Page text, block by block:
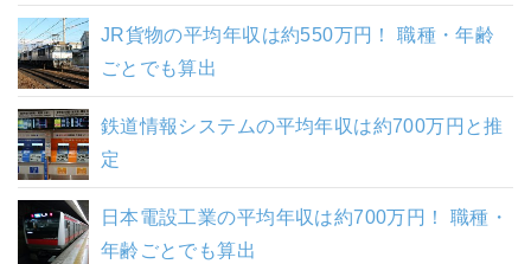
JR貨物の平均年収は約550万円！ 職種・年齢
ごとでも算出
鉄道情報システムの平均年収は約700万円と推
定
日本電設工業の平均年収は約700万円！ 職種・
年齢ごとでも算出